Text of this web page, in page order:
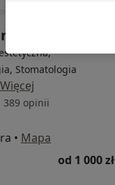
S.A.
Stomatologia
Więcej
389 opinii
• Mapa
od 1 000 zł